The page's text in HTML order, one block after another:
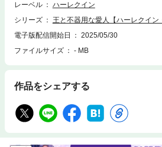
ー・グリーンの、とびきりドラマティックで
ィックな気分を味わえる逸作です！＊本書は
ら既に配信されている作品となります。 ご購
い。
レーベル
ハーレクイン
シリーズ
王と不器用な愛人【ハーレクイン
電子版配信開始日
2025/05/30
ファイルサイズ
- MB
作品をシェアする